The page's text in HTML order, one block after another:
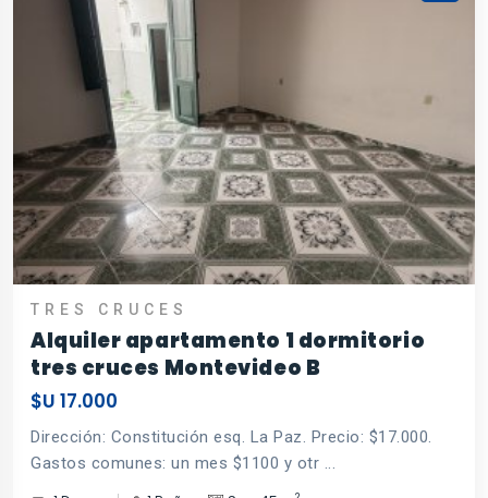
TRES CRUCES
Alquiler apartamento 1 dormitorio
tres cruces Montevideo B
$U 17.000
Dirección: Constitución esq. La Paz. Precio: $17.000.
Gastos comunes: un mes $1100 y otr ...